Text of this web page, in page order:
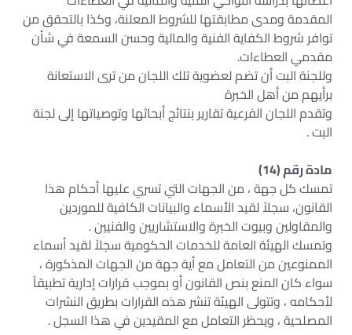
المقدمة ومدى مطابقتها للشروط المعلنة، وكذا بالتحقق من
توافر شروط الكفاية الفنية والمالية وحسن السمعة في شأن
مقدمي العطاءات.
وللجنة البت أن تضم لعضوية تلك اللجان من ترى الاستعانة
برأيهم من أهل الخبرة
وتقدم اللجان الفرعية تقارير بنتائج أبحاثها وتوصياتها إلى لجنة
البت .
مادة رقم (14)
تمسك كل جهة ، من الجهات التي تسري عليها أحكام هذا
القانون، سجلاً لقيد الأسماء والبيانات الكافية للموردين
والمقاولين وبيوت الخبرة والاستشاريين والفنيين .
وتمسك الهيئة العامة للخدمات الحكومية سجلاً لقيد أسماء
الممنوعين من التعامل مع أية جهة من الجهات المذكورة ،
سواء كان المنع بنص القانون أو بموجب قرارات إدارية تطبيقاً
لأحكامه ، وتتولى الهيئة تنشر هذه القرارات بطريق النشرات
المصلحية ، ويحظر التعامل مع المقيدين في هذا السجل .